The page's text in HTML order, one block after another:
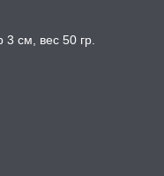
см, вес 50 гр.